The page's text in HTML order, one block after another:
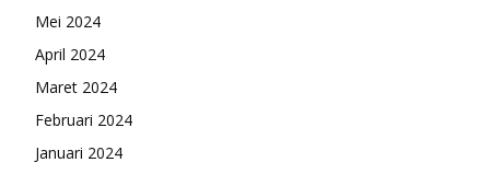
Mei 2024
April 2024
Maret 2024
Februari 2024
Januari 2024